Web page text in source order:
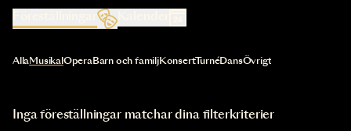
Kalender
Val av kategori uppdaterar innehållet automatiskt
AllaMusikal OperaBarn och familjKonsertTurnéDansÖvrigt
Inga föreställningar matchar dina filterkriterier